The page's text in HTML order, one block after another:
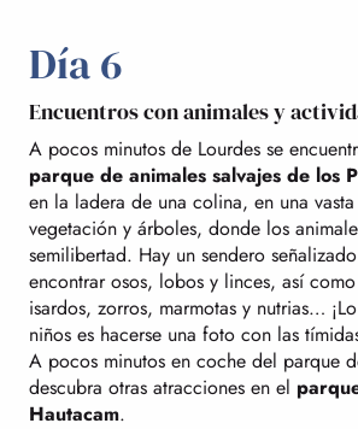
Día 6
Encuentros con animales y
A pocos minutos de Lourdes se
parque de animales salvajes de los
en la ladera de una colina, en una
vegetación y árboles, donde los
semilibertad. Hay un sendero
encontrar osos, lobos y linces, así
isardos, zorros, marmotas y nutrias…
niños es hacerse una foto con las
A pocos minutos en coche del parque
descubra otras atracciones en el
Hautacam.